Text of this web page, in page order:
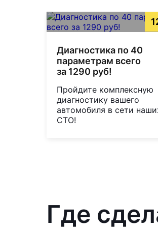
Диагностика по 40
параметрам всего
за 1290 руб!
Пройдите комплексную
диагностику вашего
автомобиля в сети
СТО!
Где